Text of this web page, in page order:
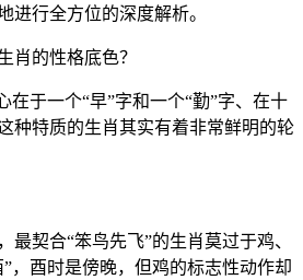
进行全方位的深度解析。
肖的性格底色？
在于一个“早”字和一个“勤”字、在十
种特质的生肖其实有着非常鲜明的轮
最契合“笨鸟先飞”的生肖莫过于鸡、
，酉时是傍晚，但鸡的标志性动作却